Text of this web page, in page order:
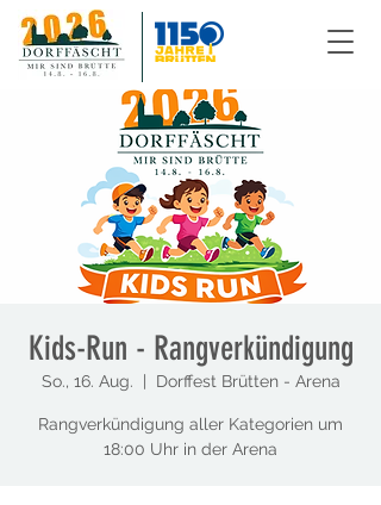
Kids-Run - Rangverkündigung
So., 16. Aug. Dorffest Brütten - Arena
Rangverkündigung aller Kategorien um
18:00 Uhr in der Arena